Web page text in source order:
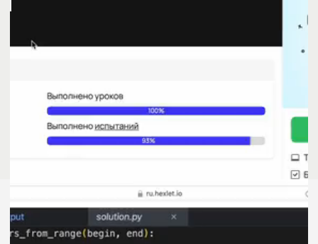
Диплом
подтверждающий ваш уровень знаний